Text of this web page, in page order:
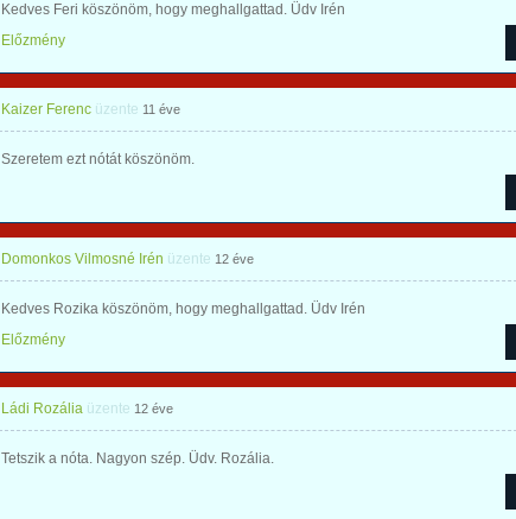
Kedves Feri köszönöm, hogy meghallgattad. Üdv Irén
Előzmény
Kaizer Ferenc üzente 11 éve
Szeretem ezt nótát köszönöm.
Domonkos Vilmosné Irén üzente 12 éve
Kedves Rozika köszönöm, hogy meghallgattad. Üdv Irén
Előzmény
Ládi Rozália üzente 12 éve
Tetszik a nóta. Nagyon szép. Üdv. Rozália.